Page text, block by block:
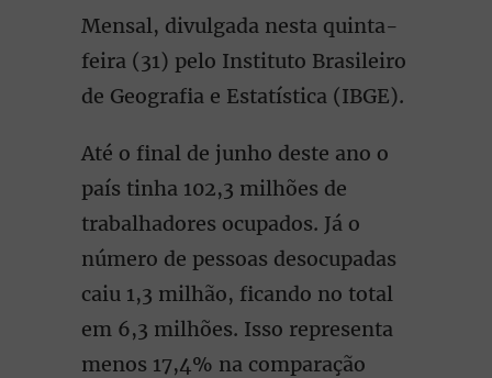
Mensal, divulgada nesta quinta-
feira (31) pelo Instituto Brasileiro
de Geografia e Estatística (IBGE).
Até o final de junho deste ano o
país tinha 102,3 milhões de
trabalhadores ocupados. Já o
número de pessoas desocupadas
caiu 1,3 milhão, ficando no total
em 6,3 milhões. Isso representa
menos 17,4% na comparação